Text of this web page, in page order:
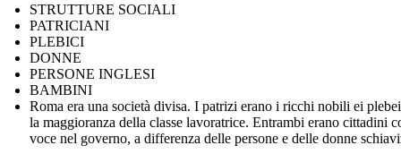
STRUTTURE SOCIALI
PATRICIANI
PLEBICI
DONNE
PERSONE INGLESI
BAMBINI
Roma era una società divisa. I patrizi erano i ricchi nobili ei
la maggioranza della classe lavoratrice. Entrambi erano cittadini
voce nel governo, a differenza delle persone e delle donne